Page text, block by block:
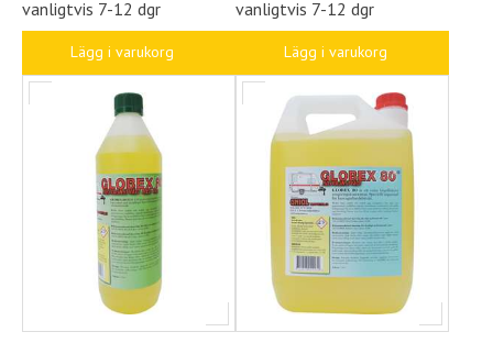
vanligtvis 7-12 dgr
Lägg i varukorg
vanligtvis 7-12 dgr
Lägg i varukorg